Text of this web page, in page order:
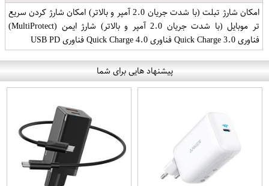
امکان شارژ تبلت (با شدت جریان 2.0 آمپر و بالاتر) امکان شارژ کردن سریع
تر موبایل (با شدت جریان 2.0 آمپر و بالاتر) شارژ ایمن (MultiProtect)
فناوری Quick Charge 3.0 فناوری Quick Charge 4.0 فناوری USB PD
پیشنهاد هایی برای شما